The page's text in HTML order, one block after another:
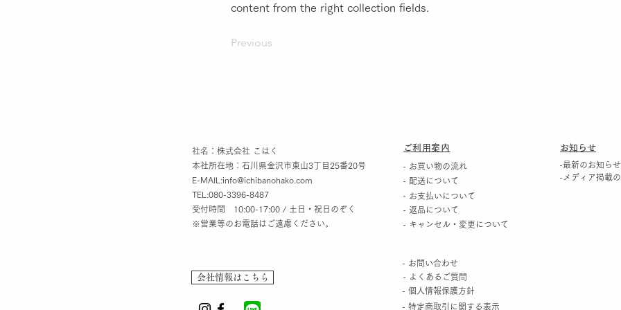
content from the right collection fields.
Previous
社名：株式会社 こはく
本社所在地：石川県金沢市東山3丁目25番20号
E-MAIL:info@ichibanohako.com
TEL:080-3396-8487
受付時間 10:00-17:00 / 土日・祝日のぞく
※営業等のお電話はご遠慮ください。
​ご利用案内
- お買い物の流れ
- 配送について
- お支払いについて
- 返品について
- キャンセル・変更について
​お知らせ
-最新のお知らせ
-メディア掲載
会社情報はこちら
- お問い合わせ
- よくあるご質問
- 個人情報保護方針
- 特定商取引に関する表示